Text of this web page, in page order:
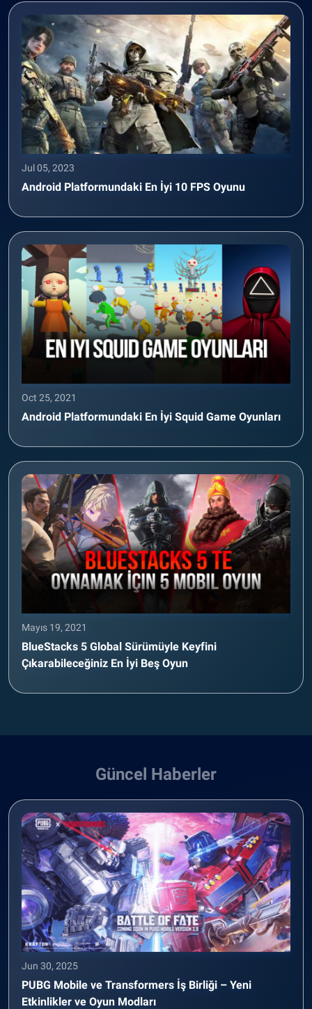
Jul 05, 2023
Android Platformundaki En İyi 10 FPS Oyunu
Oct 25, 2021
Android Platformundaki En İyi Squid Game Oyunları
Mayıs 19, 2021
BlueStacks 5 Global Sürümüyle Keyfini
Çıkarabileceğiniz En İyi Beş Oyun
Güncel Haberler
Jun 30, 2025
PUBG Mobile ve Transformers İş Birliği – Yeni
Etkinlikler ve Oyun Modları